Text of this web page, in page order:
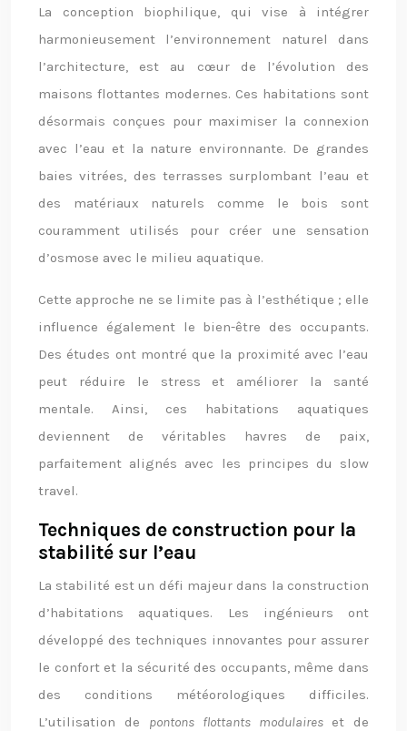
La conception biophilique, qui vise à intégrer
harmonieusement l’environnement naturel dans
l’architecture, est au cœur de l’évolution des
maisons flottantes modernes. Ces habitations sont
désormais conçues pour maximiser la connexion
avec l’eau et la nature environnante. De grandes
baies vitrées, des terrasses surplombant l’eau et
des matériaux naturels comme le bois sont
couramment utilisés pour créer une sensation
d’osmose avec le milieu aquatique.
Cette approche ne se limite pas à l’esthétique ; elle
influence également le bien-être des occupants.
Des études ont montré que la proximité avec l’eau
peut réduire le stress et améliorer la santé
mentale. Ainsi, ces habitations aquatiques
deviennent de véritables havres de paix,
parfaitement alignés avec les principes du slow
travel.
Techniques de construction pour la
stabilité sur l’eau
La stabilité est un défi majeur dans la construction
d’habitations aquatiques. Les ingénieurs ont
développé des techniques innovantes pour assurer
le confort et la sécurité des occupants, même dans
des conditions météorologiques difficiles.
L’utilisation de pontons flottants modulaires et de